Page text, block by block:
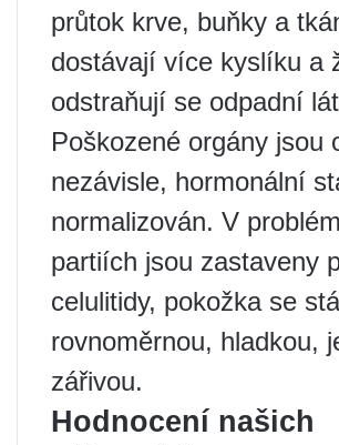
průtok krve, buňky a
dostávají více kyslíku a
odstraňují se odpadní
Poškozené orgány jsou
nezávisle, hormonální
normalizován. V
partiích jsou zastaveny
celulitidy, pokožka se
rovnoměrnou, hladkou,
zářivou.
Hodnocení našich